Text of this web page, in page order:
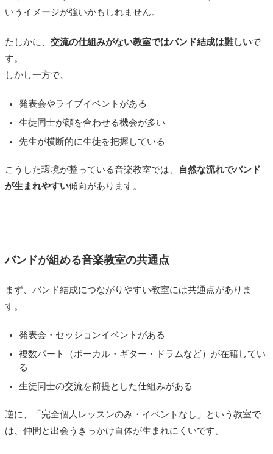
まとめ｜音楽教室でバンドを組みたいなら
いうイメージが強いかもしれません。
たしかに、 交流の仕組みがない教室ではバンド結成は難しいで
す。
しかし一方で、
発表会やライブイベントがある
生徒同士が顔を合わせる機会が多い
先生が横断的に生徒を把握している
こうした環境が整っている音楽教室では、
自然な流れでバンド
が生まれやすい傾向があります。
バンドが組める音楽教室の共通点
まず、バンド結成につながりやすい教室には共通点がありま
す。
発表会・セッションイベントがある
複数パート（ボーカル・ギター・ドラムなど）が在籍してい
る
生徒同士の交流を前提とした仕組みがある
逆に、「完全個人レッスンのみ・イベントなし」という教室で
は、仲間と出会うきっかけ自体が生まれにくいです。